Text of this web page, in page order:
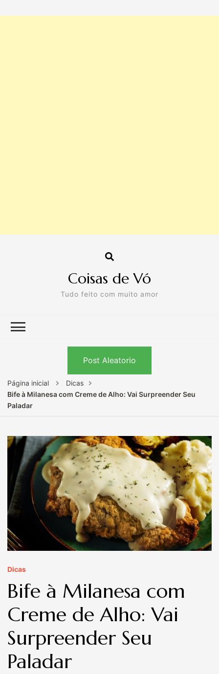
Coisas de Vó
Tudo feito com muito amor
Post Aleatorio
Página inicial
Dicas
Bife à Milanesa com Creme de Alho: Vai Surpreender Seu
Paladar
Dicas
Bife à Milanesa com
Creme de Alho: Vai
Surpreender Seu
Paladar